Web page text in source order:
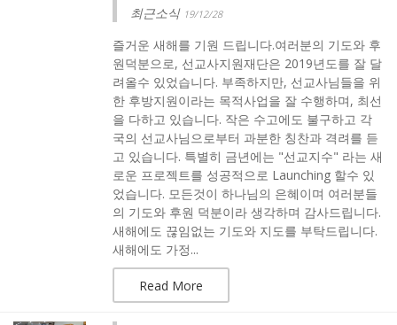
최근소식 19/12/28
즐거운 새해를 기원 드립니다.여러분의 기도와 후
원덕분으로, 선교사지원재단은 2019년도를 잘 달
려올수 있었습니다. 부족하지만, 선교사님들을 위
한 후방지원이라는 목적사업을 잘 수행하며, 최선
을 다하고 있습니다. 작은 수고에도 불구하고 각
국의 선교사님으로부터 과분한 칭찬과 격려를 듣
고 있습니다. 특별히 금년에는 "선교지수" 라는 새
로운 프로젝트를 성공적으로 Launching 할수 있
었습니다. 모든것이 하나님의 은혜이며 여러분들
의 기도와 후원 덕분이라 생각하며 감사드립니다.
새해에도 끊임없는 기도와 지도를 부탁드립니다.
새해에도 가정...
Read More